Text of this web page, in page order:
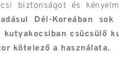
biztonságot és
Dél-Koreában sok
kutyakocsiban csücsülő
kötelező a használata.